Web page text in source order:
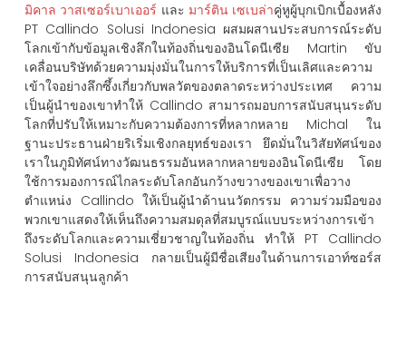
มิคาล วาสเซอร์เบาเออร์ และ มาร์ติน เซเบล่าคู่หูผู้บุกเบิกเบื้องหลัง
PT Callindo Solusi Indonesia ผสมผสานประสบการณ์ระดับ
โลกเข้ากับข้อมูลเชิงลึกในท้องถิ่นของอินโดนีเซีย Martin ขับ
เคลื่อนบริษัทด้วยความมุ่งมั่นในการให้บริการที่เป็นเลิศและความ
เข้าใจอย่างลึกซึ้งเกี่ยวกับพลวัตของตลาดระหว่างประเทศ ความ
เป็นผู้นำของเขาทำให้ Callindo สามารถมอบการสนับสนุนระดับ
โลกที่ปรับให้เหมาะกับความต้องการที่หลากหลาย Michal ใน
ฐานะประธานฝ่ายริเริ่มเชิงกลยุทธ์ของเรา ยึดมั่นในวิสัยทัศน์ของ
เราในภูมิทัศน์ทางวัฒนธรรมอันหลากหลายของอินโดนีเซีย โดย
ใช้การมองการณ์ไกลระดับโลกอันกว้างขวางของเขาเพื่อวาง
ตำแหน่ง Callindo ให้เป็นผู้นำด้านนวัตกรรม ความร่วมมือของ
พวกเขาแสดงให้เห็นถึงความสมดุลที่สมบูรณ์แบบระหว่างการเข้า
ถึงระดับโลกและความเชี่ยวชาญในท้องถิ่น ทำให้ PT Callindo
Solusi Indonesia กลายเป็นผู้มีชื่อเสียงในด้านการเอาท์ซอร์ส
การสนับสนุนลูกค้า